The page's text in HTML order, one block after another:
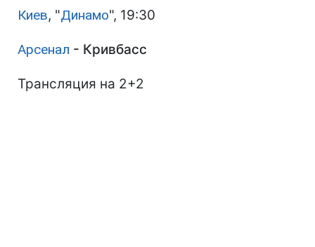
Киев, "Динамо", 19:30
Арсенал - Кривбасс
Трансляция на 2+2